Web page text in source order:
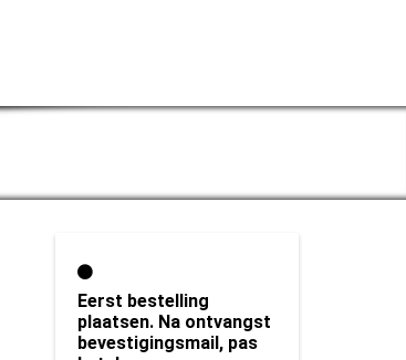
Eerst bestelling
plaatsen. Na ontvangst
bevestigingsmail, pas